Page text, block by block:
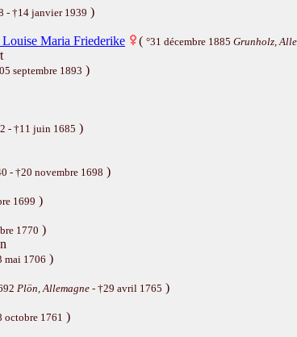
- †14 janvier 1939 )
Maria Friederike
( °31 décembre 1885 Grunholz,
septembre 1893 )
- †11 juin 1685 )
- †20 novembre 1698 )
1699 )
1770 )
mai 1706 )
Plön, Allemagne - †29 avril 1765 )
octobre 1761 )